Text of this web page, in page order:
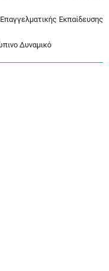
Εκπαίδευσης
Δυναμικό